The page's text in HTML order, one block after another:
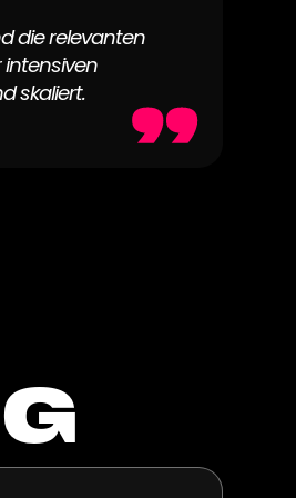
die relevanten
intensiven
skaliert.